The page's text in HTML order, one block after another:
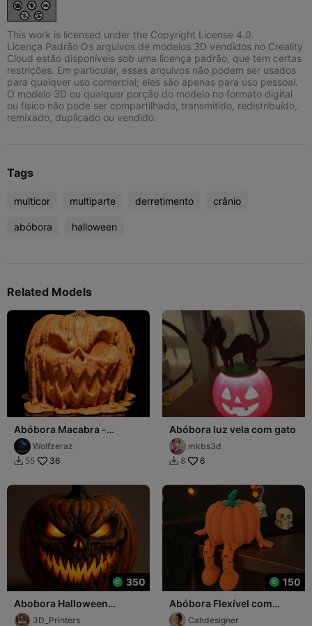
This work is licensed under the Copyright License 4.0.
Licença Padrão Os arquivos de modelos 3D vendidos no Creality
Cloud estão disponíveis sob uma licença padrão, que tem certas
restrições. Em particular, esses arquivos não podem ser usados
para qualquer uso comercial; eles são apenas para uso pessoal.
O modelo 3D ou qualquer porção do modelo no formato digital
ou físico não pode ser compartilhado, transmitido, redistribuído,
remixado, duplicado ou vendido.
Tags
multicor multiparte derretimento crânio
abóbora halloween
Related Models
Abóbora Macabra -
HallowenWolfzeraz
 55 36
Abóbora luz vela com gato
mkbs3d
 8 6
350
Abobora Halloween
Assustadora Dia Das
3D_Printers
150
Abóbora Flexível com
Pernas Articuladas para
Cahdesigner